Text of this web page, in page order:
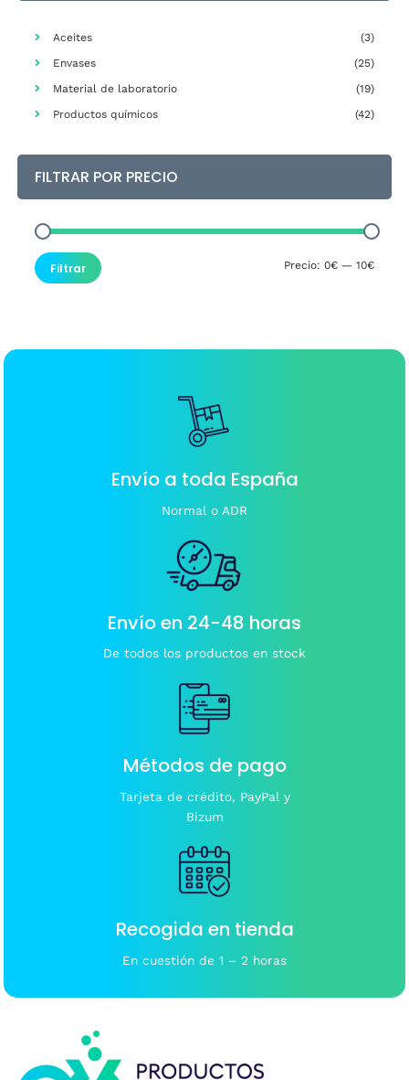
Aceites
(3)
Envases
(25)
Material de laboratorio
(19)
Productos químicos
(42)
FILTRAR POR PRECIO
Precio
Precio
Filtrar Precio: 0€— 10€
Envío a toda España
Normal o ADR
Envío en 24-48 horas
De todos los productos en stock
Métodos de pago
Tarjeta de crédito, PayPal y
Bizum
Recogida en tienda
En cuestión de 1 – 2 horas